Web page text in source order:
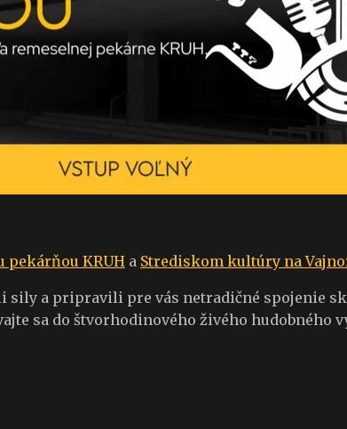
pekárňou KRUH a Strediskom kultúry na
sily a pripravili pre vás netradičné spojenie
sa do štvorhodinového živého